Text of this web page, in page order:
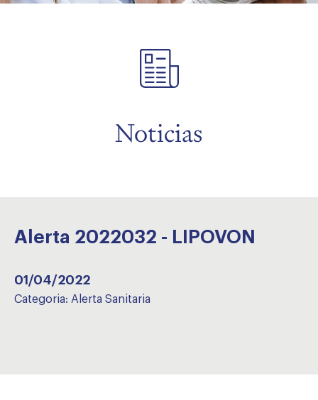
Noticias
Alerta 2022032 - LIPOVON
01/04/2022
Categoria: Alerta Sanitaria